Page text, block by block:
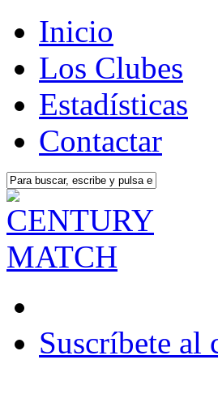
Inicio
Los Clubes
Estadísticas
Contactar
Suscríbete al